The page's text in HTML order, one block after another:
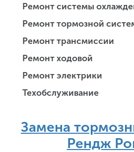
Ремонт системы
Ремонт тормозной
Ремонт трансмиссии
Ремонт ходовой
Ремонт электрики
Техобслуживание
Замена
Рендж